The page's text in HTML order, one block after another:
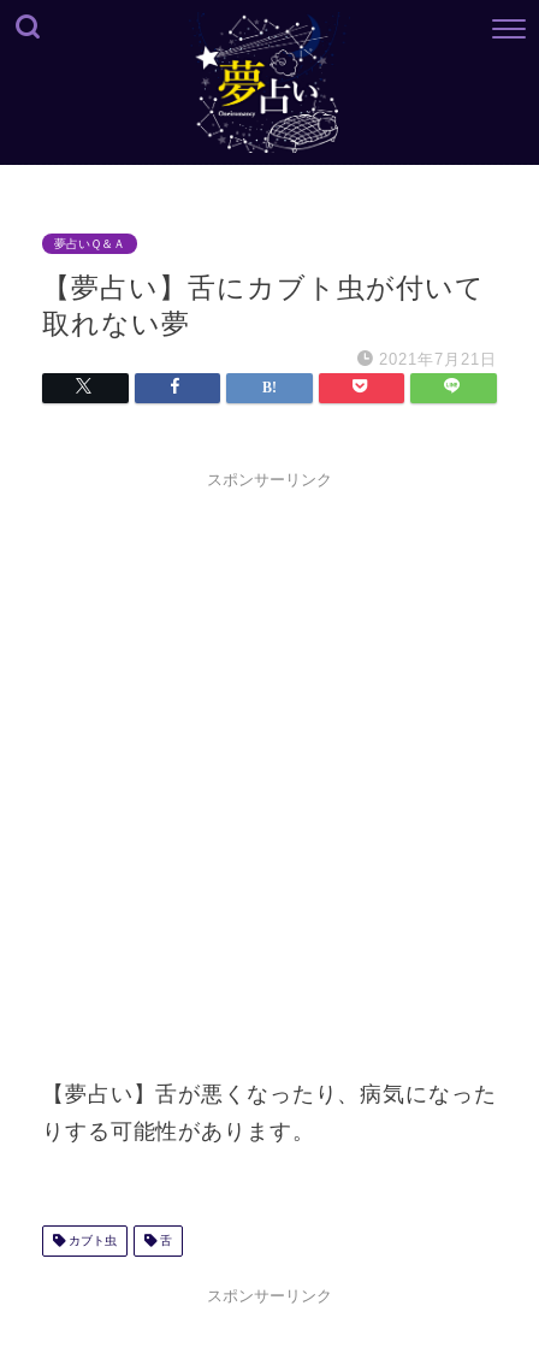
夢占いＱ＆Ａ
【夢占い】舌にカブト虫が付いて
取れない夢
2021年7月21日
スポンサーリンク
【夢占い】舌が悪くなったり、病気になった
りする可能性があります。
カブト虫 舌
スポンサーリンク